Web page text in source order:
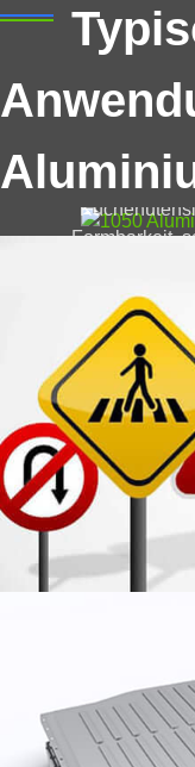
1050
Küchenindustrie
Formbarkeit,
Anwendungen
geringen Dichte
Unter
das zum
wird, welches
Marine-
langfristiger
und